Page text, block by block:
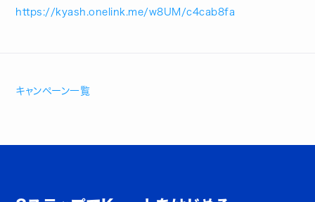
https://kyash.onelink.me/w8UM/c4cab8fa
キャンペーン一覧